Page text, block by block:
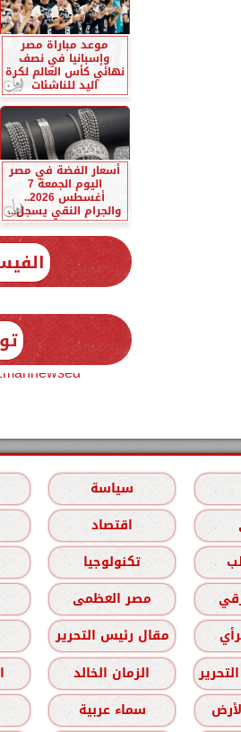
موعد مباراة مصر
وإسبانيا في نصف
نهائي كأس العالم لكرة
اليد للناشئات
أسعار الفضة في مصر
اليوم الجمعة 7
أغسطس 2026..
والجرام النقي يسجل...
سياسة
اقتصاد
تكنولوجيا
مصر العظمى
مقال رئيس التحرير
الزمان الخالد
سماء عربية